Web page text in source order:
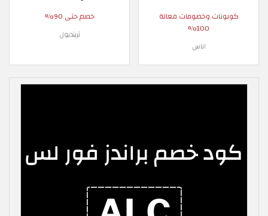
كوبونات وخصومات فعالة
100%
اناس
خصم حتى 90%
ترينديول